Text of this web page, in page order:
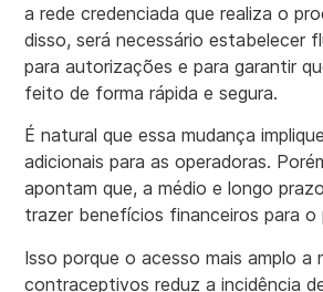
a rede credenciada que realiza o
disso, será necessário estabelecer
para autorizações e para garantir
feito de forma rápida e segura.
É natural que essa mudança
adicionais para as operadoras.
apontam que, a médio e longo
trazer benefícios financeiros para o
Isso porque o acesso mais amplo a
contraceptivos reduz a incidência